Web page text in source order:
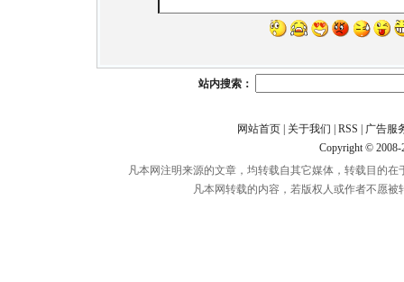
站内搜索：
网站首页| 关于我们 RSS
广告服
Copyright ©
凡本网注明来源的文章，均转载自其它媒体，转载目的
凡本网转载的内容，若版权人或作者不愿